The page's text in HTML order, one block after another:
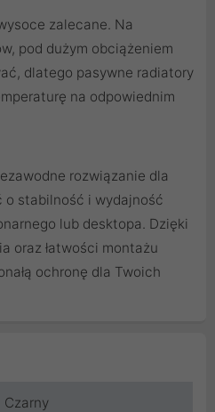
zalecane. Na
pod dużym obciążeniem
dlatego pasywne radiatory
na odpowiednim
rozwiązanie dla
o stabilność i wydajność
lub desktopa. Dzięki
oraz łatwości montażu
ochronę dla Twoich
Czarny